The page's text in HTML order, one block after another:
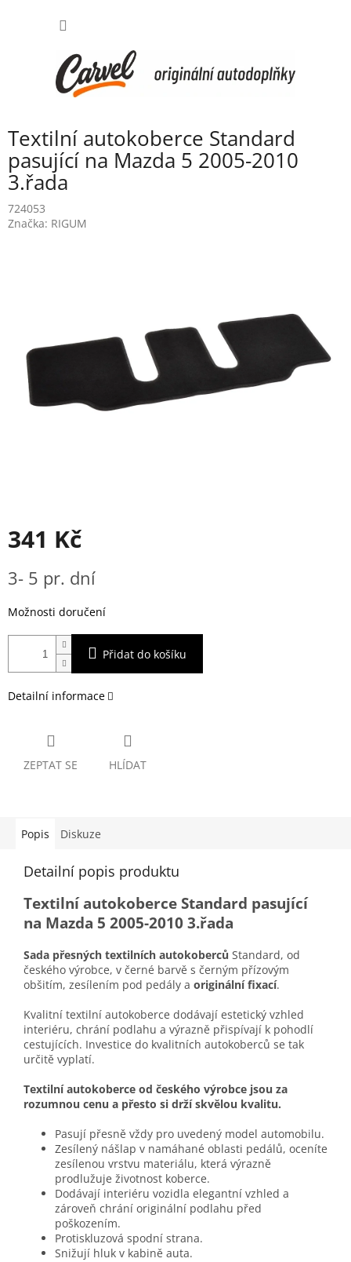
Textilní autokoberce Standard
pasující na Mazda 5 2005-2010
3.řada
724053
Značka: RIGUM
341 Kč
cena:
3- 5 pr. dní
Možnosti doručení
Přidat do košíku
Detailní informace
ZEPTAT SE HLÍDAT
Popis Diskuze
Detailní popis produktu
Textilní autokoberce Standard pasující
na Mazda 5 2005-2010 3.řada
Sada přesných textilních autokoberců Standard, od
českého výrobce, v černé barvě s černým přízovým
obšitím, zesílením pod pedály a originální fixací.
Kvalitní textilní autokoberce dodávají estetický vzhled
interiéru, chrání podlahu a výrazně přispívají k pohodlí
cestujících. Investice do kvalitních autokoberců se tak
určitě vyplatí.
Textilní autokoberce od českého výrobce jsou za
rozumnou cenu a přesto si drží skvělou kvalitu.
Pasují přesně vždy pro uvedený model automobilu.
Zesílený nášlap v namáhané oblasti pedálů, oceníte
zesílenou vrstvu materiálu, která výrazně
prodlužuje životnost koberce.
Dodávají interiéru vozidla elegantní vzhled a
zároveň chrání originální podlahu před
poškozením.
Protiskluzová spodní strana.
Snižují hluk v kabině auta.